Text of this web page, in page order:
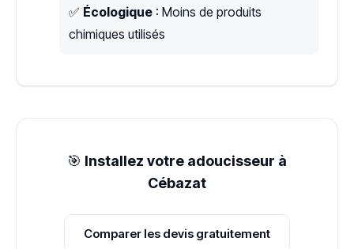
✅ Écologique : Moins de produits
chimiques utilisés
🎯 Installez votre adoucisseur à
Cébazat
Comparer les devis gratuitement